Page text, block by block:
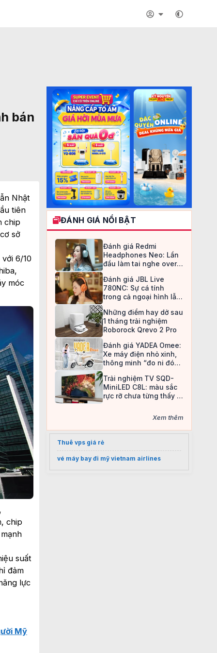
bán
Nhật
tiên
chip
sở
6/10
móc
chip
suất
đảm
lực
Mỹ
ĐÁNH GIÁ NỔI BẬT
Đánh giá Redmi
Headphones Neo: Lần
đầu làm tai nghe over-
an toàn
Đánh giá JBL Live
780NC: Sự cá tính
trong cả ngoại hình lẫn
Những điểm hay dở sau
1 tháng trải nghiệm
Roborock Qrevo 2 Pro
Đánh giá YADEA Omee:
Xe máy điện nhỏ xinh,
thông minh “đo ni đóng
Trải nghiệm TV SQD-
MiniLED C8L: màu sắc
rực rỡ chưa từng thấy ở
Xem thêm
Thuê vps giá rẻ
vé máy bay đi mỹ vietnam airlines